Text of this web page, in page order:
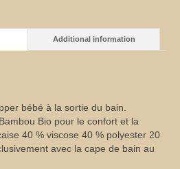
Additional information
bébé à la sortie du bain.
Bio pour le confort et la
40 % viscose 40 % polyester 20
avec la cape de bain au